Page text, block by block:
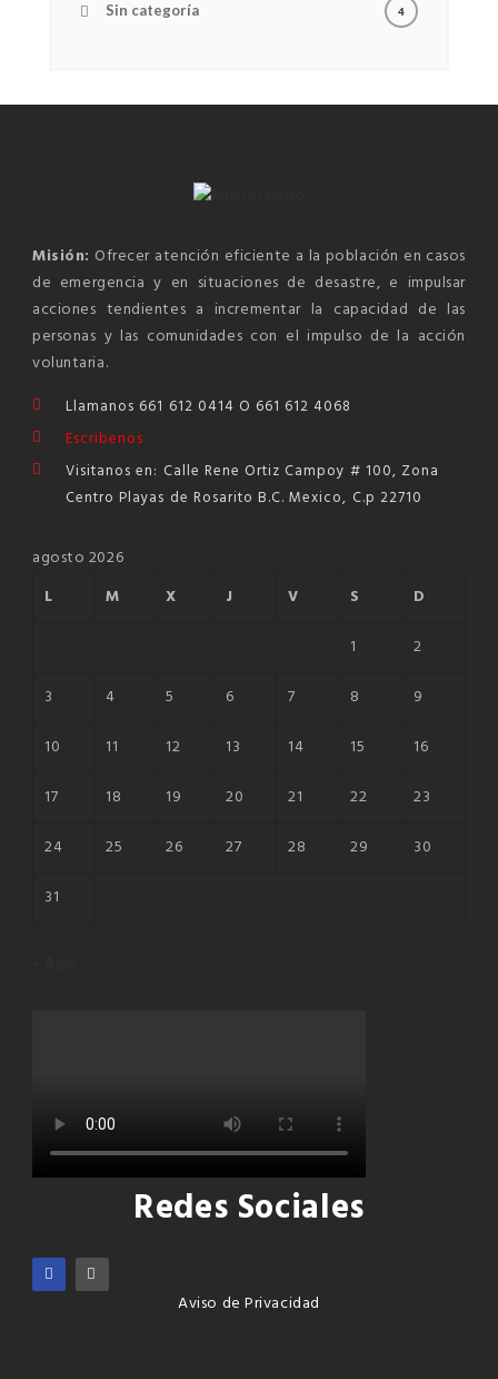
Sin categoría 4
Misión: Ofrecer atención eficiente a la población en casos
de emergencia y en situaciones de desastre, e impulsar
acciones tendientes a incrementar la capacidad de las
personas y las comunidades con el impulso de la acción
voluntaria.
Llamanos 661 612 0414 O 661 612 4068
Escribenos
Visitanos en: Calle Rene Ortiz Campoy # 100, Zona
Centro Playas de Rosarito B.C. Mexico, C.p 22710
agosto 2026
L
M X J V S
D
1
2
3
4 5 6 7 8
9
10
11 12 13 14 15
16
17
18 19 20 21 22
23
24
25 26 27 28 29
30
31
Redes Sociales
Aviso de Privacidad